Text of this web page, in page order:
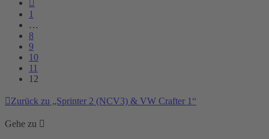
1
…
8
9
10
11
12
Zurück zu „Sprinter 2 (NCV3) & VW Crafter 1“
Gehe zu